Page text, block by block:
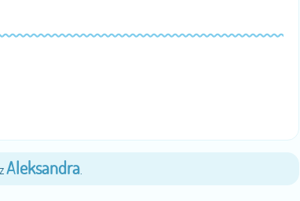
Aleksandra.